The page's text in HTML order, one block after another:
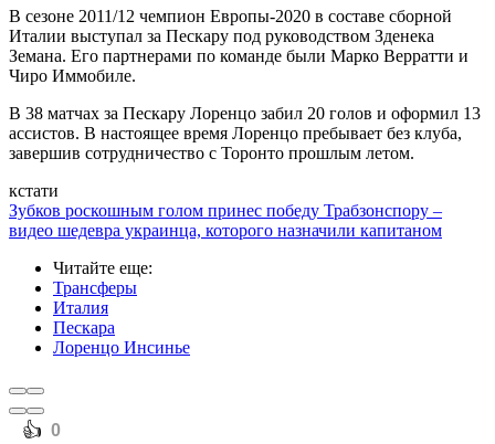
В сезоне 2011/12 чемпион Европы-2020 в составе сборной
Италии выступал за Пескару под руководством Зденека
Земана. Его партнерами по команде были Марко Верратти и
Чиро Иммобиле.
В 38 матчах за Пескару Лоренцо забил 20 голов и оформил 13
ассистов. В настоящее время Лоренцо пребывает без клуба,
завершив сотрудничество с Торонто прошлым летом.
кстати
Зубков роскошным голом принес победу Трабзонспору –
видео шедевра украинца, которого назначили капитаном
Читайте еще:
Трансферы
Италия
Пескара
Лоренцо Инсинье
️👍 0